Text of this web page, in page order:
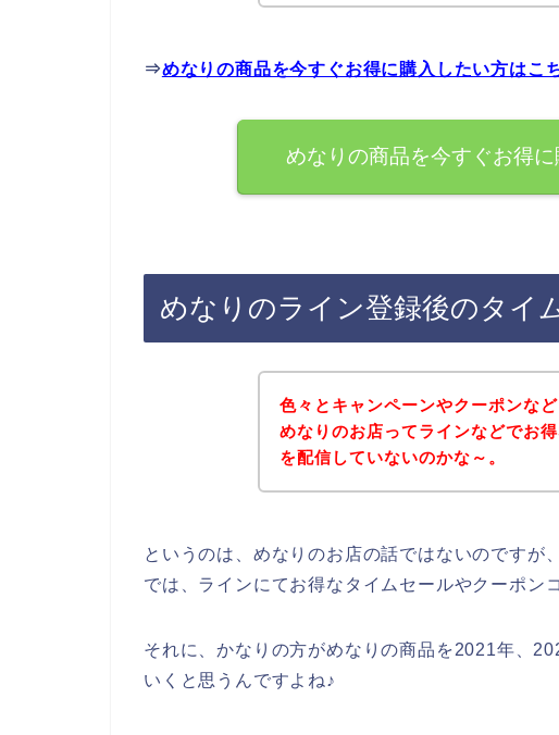
⇒めなりの商品を今すぐお得に購入したい方はこ
めなりの商品を今すぐお得
めなりのライン登録後のタイ
色々とキャンペーンやクーポンな
めなりのお店ってラインなどでお
を配信していないのかな～。
というのは、めなりのお店の話ではないのですが
では、ラインにてお得なタイムセールやクーポン
それに、かなりの方がめなりの商品を2021年、
いくと思うんですよね♪